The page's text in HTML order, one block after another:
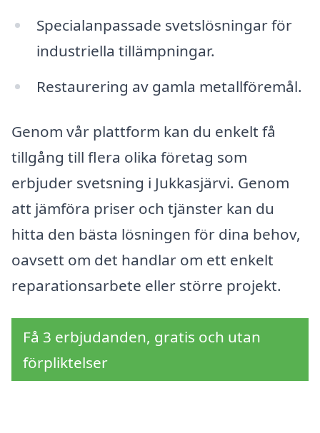
Specialanpassade svetslösningar för
industriella tillämpningar.
Restaurering av gamla metallföremål.
Genom vår plattform kan du enkelt få
tillgång till flera olika företag som
erbjuder svetsning i Jukkasjärvi. Genom
att jämföra priser och tjänster kan du
hitta den bästa lösningen för dina behov,
oavsett om det handlar om ett enkelt
reparationsarbete eller större projekt.
Få 3 erbjudanden, gratis och utan
förpliktelser